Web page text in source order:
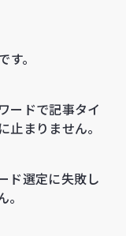
。
ードで記事タイ
止まりません。
ド選定に失敗し